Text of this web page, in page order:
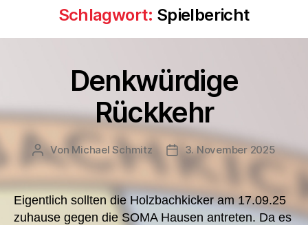
Tradition
Leidenschaft
Schlagwort: Spielbericht
Denkwürdige
Rückkehr
Beitragsautor
Von Michael Schmitz Veröffentlichungsdatum
3. November 2025
Eigentlich sollten die Holzbachkicker am 17.09.25
zuhause gegen die SOMA Hausen antreten. Da es